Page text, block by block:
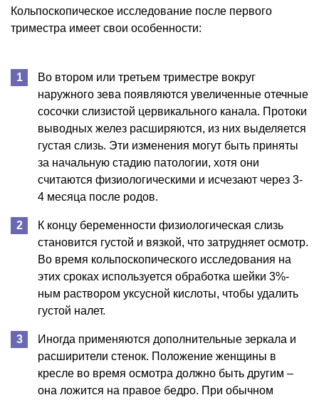
Кольпоскопическое исследование после первого
триместра имеет свои особенности:
Во втором или третьем триместре вокруг
наружного зева появляются увеличенные отечные
сосочки слизистой цервикального канала. Протоки
выводных желез расширяются, из них выделяется
густая слизь. Эти изменения могут быть приняты
за начальную стадию патологии, хотя они
считаются физиологическими и исчезают через 3-
4 месяца после родов.
К концу беременности физиологическая слизь
становится густой и вязкой, что затрудняет осмотр.
Во время кольпоскопического исследования на
этих сроках используется обработка шейки 3%-
ным раствором уксусной кислоты, чтобы удалить
густой налет.
Иногда применяются дополнительные зеркала и
расширители стенок. Положение женщины в
кресле во время осмотра должно быть другим –
она ложится на правое бедро. При обычном